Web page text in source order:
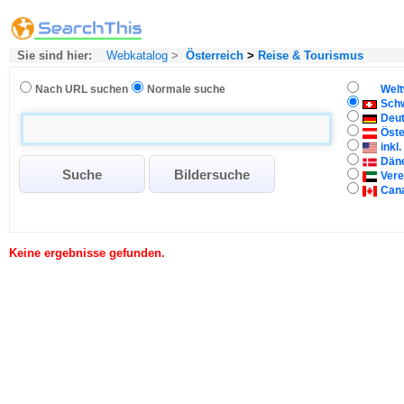
Sie sind hier: Webkatalog > Österreich > Reise & Tourismus
Nach URL suchen Normale suche
inkl.
Keine ergebnisse gefunden.